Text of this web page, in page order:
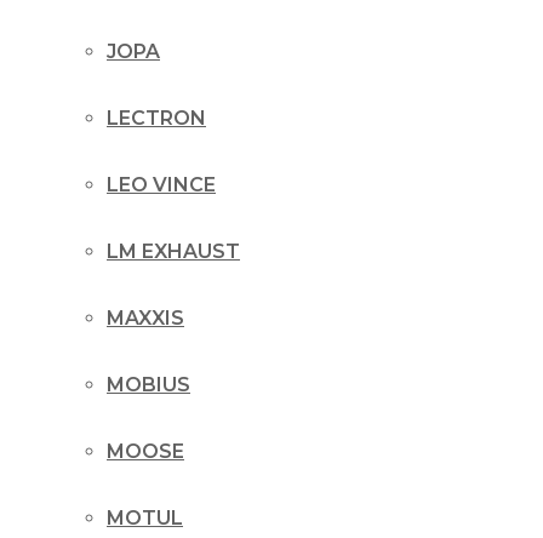
JOPA
LECTRON
LEO VINCE
LM EXHAUST
MAXXIS
MOBIUS
MOOSE
MOTUL